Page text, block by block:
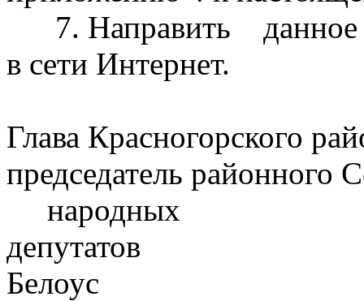
7. Направить данное
в сети Интернет.
Глава Красногорского
председатель районного
народных
Белоус